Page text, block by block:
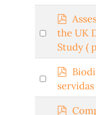
item
Select
item
p
d
f
the UK
Study (
Select
item
p
d
f
p